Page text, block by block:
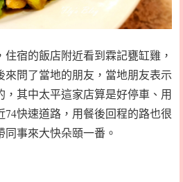
宿的飯店附近看到霖記甕缸雞，
問了當地的朋友，當地朋友表示
其中太平這家店算是好停車、用
快速道路，用餐後回程的路也很
事來大快朵頤一番。